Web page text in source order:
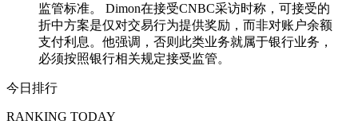
监管标准。 Dimon在接受CNBC采访时称，可接受的
折中方案是仅对交易行为提供奖励，而非对账户余额
支付利息。他强调，否则此类业务就属于银行业务，
必须按照银行相关规定接受监管。
今日排行
RANKING TODAY